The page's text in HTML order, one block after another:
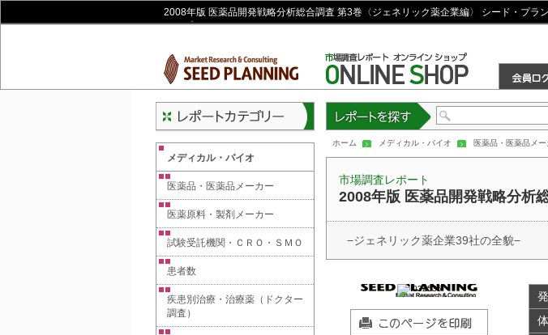
2008年版 医薬品開発戦略分析総合調査 第3巻〈ジェネリック薬企業編〉 シード・プラ
ョップ
ホーム メディカル・バイオ 医薬品・医薬品メー
市場調査レポート
2008年版 医薬品開発戦略分析
−ジェネリック薬企業39社の全貌−
メディカル・バイオ
医薬品・医薬品メーカー
医薬原料・製剤メーカー
試験受託機関・ＣＲＯ・ＳＭＯ
患者数
疾患別治療・治療薬（ドクター
調査）